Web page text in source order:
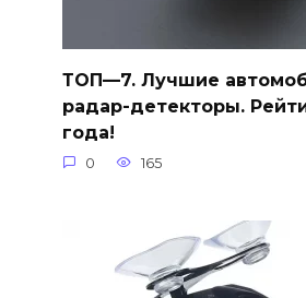
ТОП—7. Лучшие
радар-детекторы.
года!
0 165